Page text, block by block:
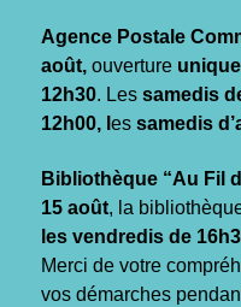
Agence Postale
août, ouverture
12h30. Les samedis
12h00, l es samedis
Bibliothèque “Au Fil
15 août, la
les vendredis de
Merci de votre
vos démarches